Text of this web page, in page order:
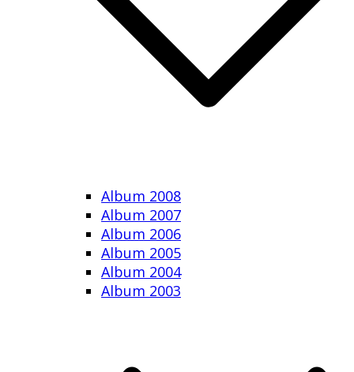
Album 2008
Album 2007
Album 2006
Album 2005
Album 2004
Album 2003